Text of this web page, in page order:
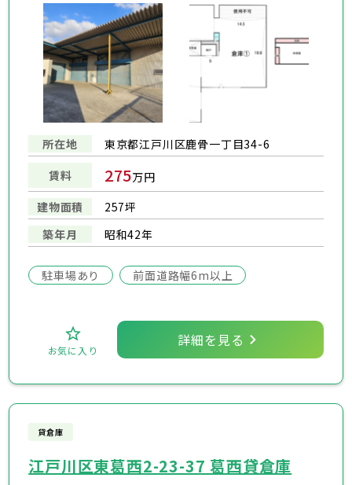
所在地
東京都江戸川区鹿骨一丁目34-6
賃料
275万円
建物面積
257坪
築年月
昭和42年
駐車場あり 前面道路幅6m以上
お気に入り
詳細を見る
貸倉庫
江戸川区東葛西2-23-37 葛西貸倉庫